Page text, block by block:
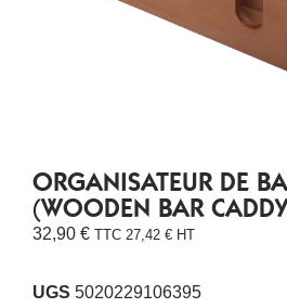
ORGANISATEUR DE
(WOODEN BAR
32,90 € TTC 27,42 € HT
UGS 5020229106395